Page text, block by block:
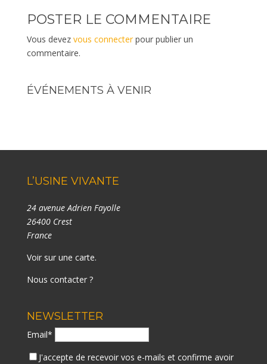
POSTER LE COMMENTAIRE
Vous devez vous connecterpour publier un
commentaire.
ÉVÉNEMENTS À VENIR
L’USINE VIVANTE
24 avenue Adrien Fayolle
26400 Crest
France
Voir sur une carte.
Nous contacter ?
NEWSLETTER
Email*
J'accepte de recevoir vos e-mails et confirme avoir